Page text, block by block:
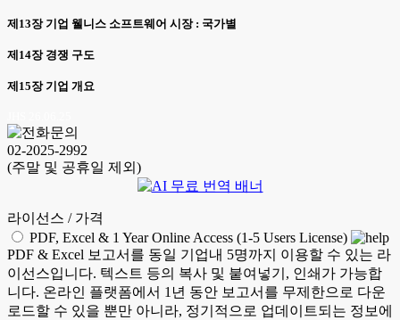
제13장 기업 웰니스 소프트웨어 시장 : 국가별
제14장 경쟁 구도
제15장 기업 개요
02-2025-2992
(주말 및 공휴일 제외)
라이선스 / 가격
PDF, Excel & 1 Year Online Access (1-5 Users License)
PDF & Excel 보고서를 동일 기업내 5명까지 이용할 수 있는 라
이선스입니다. 텍스트 등의 복사 및 붙여넣기, 인쇄가 가능합
니다. 온라인 플랫폼에서 1년 동안 보고서를 무제한으로 다운
로드할 수 있을 뿐만 아니라, 정기적으로 업데이트되는 정보에